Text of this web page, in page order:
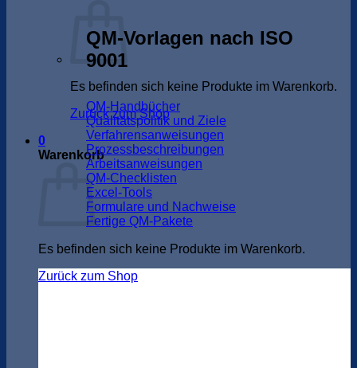
Es befinden sich keine Produkte im Warenkorb.
Zurück zum Shop
0
Warenkorb
Es befinden sich keine Produkte im Warenkorb.
Zurück zum Shop
QM-Vorlagen nach ISO
9001
QM-Handbücher
Qualitätspolitik und Ziele
Verfahrensanweisungen
Prozessbeschreibungen
Arbeitsanweisungen
QM-Checklisten
Excel-Tools
Formulare und Nachweise
Fertige QM-Pakete